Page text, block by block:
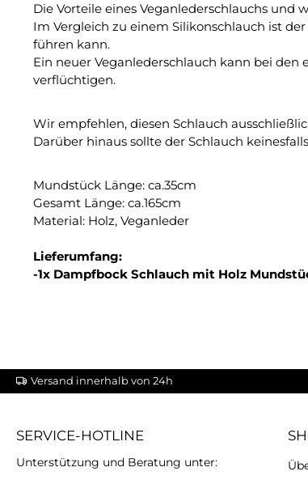
Die Vorteile eines Veganlederschlauchs und
Im Vergleich zu einem Silikonschlauch ist
führen kann.
Ein neuer Veganlederschlauch kann bei den
verflüchtigen.
Wir empfehlen, diesen Schlauch
Darüber hinaus sollte der Schlauch
Mundstück Länge: ca.35cm
Gesamt Länge: ca.165cm
Material: Holz, Veganleder
Lieferumfang:
-1x Dampfbock Schlauch mit Holz
Versand innerhalb von 24h
SERVICE-HOTLINE
Unterstützung und Beratung unter: